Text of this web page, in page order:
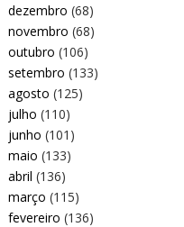
dezembro (68)
novembro (68)
outubro (106)
setembro (133)
agosto (125)
julho (110)
junho (101)
maio (133)
abril (136)
março (115)
fevereiro (136)